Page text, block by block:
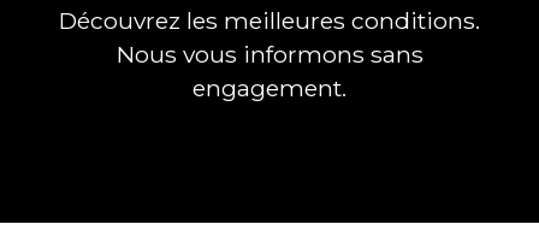
Découvrez les meilleures conditions.
Nous vous informons sans
engagement.